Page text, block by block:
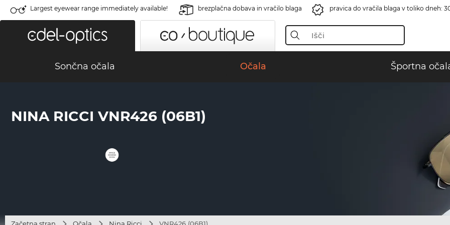
Largest eyewear range immediately available! brezplačna dobava in vračilo blaga pravica do vračila blaga v toliko dneh:
Sončna očala Očala Športna
NINA RICCI VNR426 (06B1)